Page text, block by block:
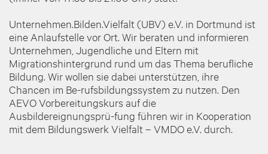
Unternehmen.Bilden.Vielfalt (UBV) e.V. in Dortmund ist
eine Anlaufstelle vor Ort. Wir beraten und informieren
Unternehmen, Jugendliche und Eltern mit
Migrationshintergrund rund um das Thema berufliche
Bildung. Wir wollen sie dabei unterstützen, ihre
Chancen im Be-rufsbildungssystem zu nutzen. Den
AEVO Vorbereitungskurs auf die
Ausbildereignungsprü-fung führen wir in Kooperation
mit dem Bildungswerk Vielfalt – VMDO e.V. durch.